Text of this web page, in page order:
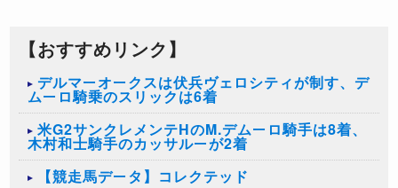
【おすすめリンク】
​デルマーオークスは伏兵ヴェロシティが制す、デ
ムーロ騎乗のスリックは6着
米G2サンクレメンテHのM.デムーロ騎手は8着、
木村和士騎手のカッサルーが2着
【競走馬データ】コレクテッド